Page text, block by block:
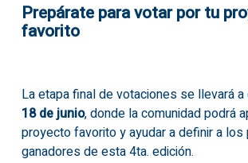
Prepárate para votar por tu
favorito
La etapa final de votaciones se llevará
18 de junio, donde la comunidad podrá
proyecto favorito y ayudar a definir a
ganadores de esta 4ta. edición.